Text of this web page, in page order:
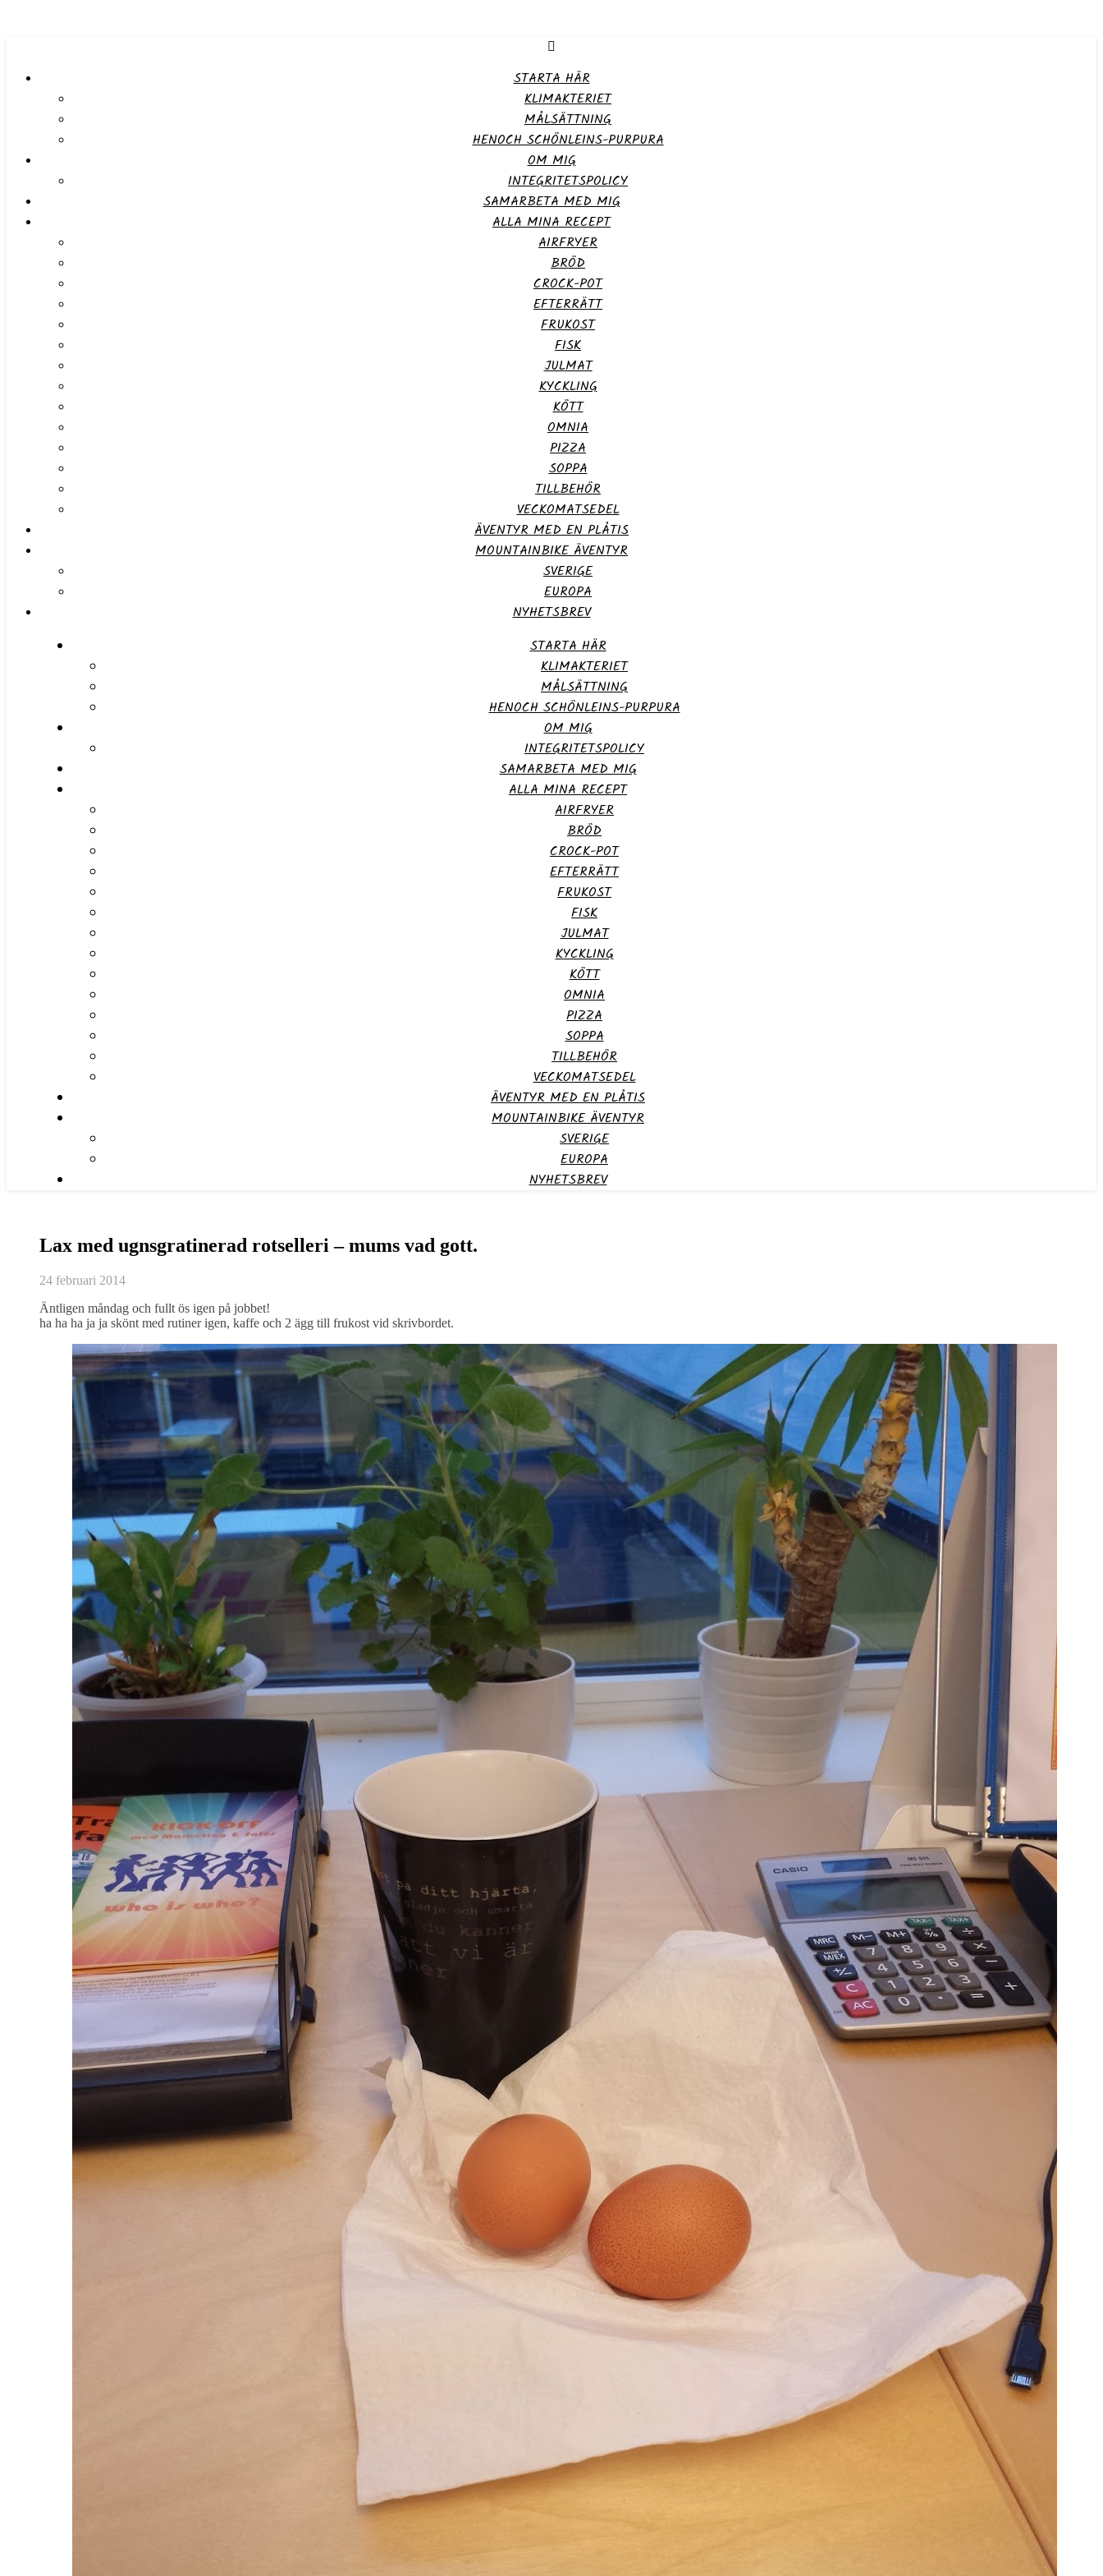
STARTA HÄR
KLIMAKTERIET
MÅLSÄTTNING
HENOCH SCHÖNLEINS-PURPURA
OM MIG
INTEGRITETSPOLICY
SAMARBETA MED MIG
ALLA MINA RECEPT
AIRFRYER
BRÖD
CROCK-POT
EFTERRÄTT
FRUKOST
FISK
JULMAT
KYCKLING
KÖTT
OMNIA
PIZZA
SOPPA
TILLBEHÖR
VECKOMATSEDEL
ÄVENTYR MED EN PLÅTIS
MOUNTAINBIKE ÄVENTYR
SVERIGE
EUROPA
NYHETSBREV
STARTA HÄR
KLIMAKTERIET
MÅLSÄTTNING
HENOCH SCHÖNLEINS-PURPURA
OM MIG
INTEGRITETSPOLICY
SAMARBETA MED MIG
ALLA MINA RECEPT
AIRFRYER
BRÖD
CROCK-POT
EFTERRÄTT
FRUKOST
FISK
JULMAT
KYCKLING
KÖTT
OMNIA
PIZZA
SOPPA
TILLBEHÖR
VECKOMATSEDEL
ÄVENTYR MED EN PLÅTIS
MOUNTAINBIKE ÄVENTYR
SVERIGE
EUROPA
NYHETSBREV
Lax med ugnsgratinerad rotselleri – mums vad gott.
24 februari 2014
Äntligen måndag och fullt ös igen på jobbet!
ha ha ha ja ja skönt med rutiner igen, kaffe och 2 ägg till frukost vid skrivbordet.